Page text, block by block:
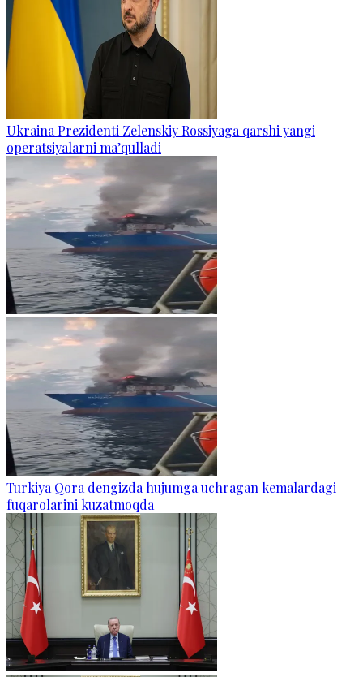
Ukraina Prezidenti Zelenskiy Rossiyaga qarshi yangi
operatsiyalarni ma’qulladi
Turkiya Qora dengizda hujumga uchragan kemalardagi
fuqarolarini kuzatmoqda